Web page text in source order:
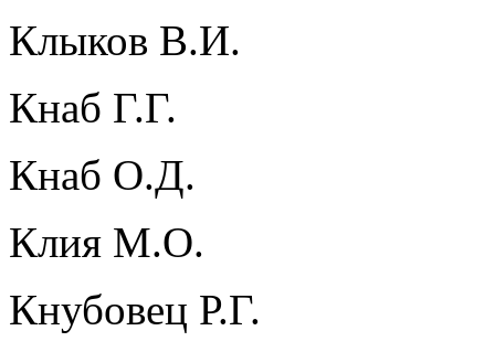
Клыков В.И.
Кнаб Г.Г.
Кнаб О.Д.
Клия М.О.
Кнубовец Р.Г.